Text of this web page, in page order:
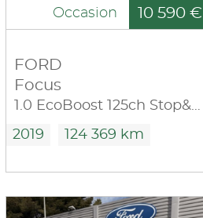
Occasion 10 590 €
FORD
Focus
1.0 EcoBoost 125ch Stop&Start Titanium
2019 124 369 km